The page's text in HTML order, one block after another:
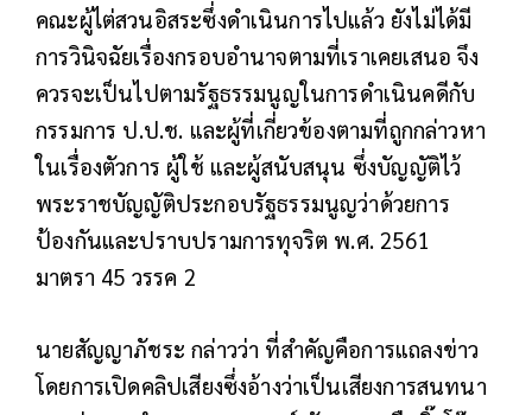
คณะผู้ไต่สวนอิสระซึ่งดำเนินการไปแล้ว ยังไม่ได้มี
การวินิจฉัยเรื่องกรอบอำนาจตามที่เราเคยเสนอ จึง
ควรจะเป็นไปตามรัฐธรรมนูญในการดำเนินคดีกับ
กรรมการ ป.ป.ช. และผู้ที่เกี่ยวข้องตามที่ถูกกล่าวหา
ในเรื่องตัวการ ผู้ใช้ และผู้สนับสนุน ซึ่งบัญญัติไว้
พระราชบัญญัติประกอบรัฐธรรมนูญว่าด้วยการ
ป้องกันและปราบปรามการทุจริต พ.ศ. 2561
มาตรา 45 วรรค 2
นายสัญญาภัชระ กล่าวว่า ที่สำคัญคือการแถลงข่าว
โดยการเปิดคลิปเสียงซึ่งอ้างว่าเป็นเสียงการสนทนา